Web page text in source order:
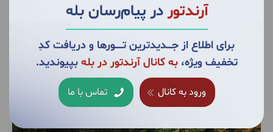
آرندتوردر پیام‌رسان بله
برای اطلاع از جــــدیدترین تــــــورها و دریافت کدِ
تخفیف ویژه،به کانال آرندتور در بله بپیوندید.
ورود به کانال تماس با ما